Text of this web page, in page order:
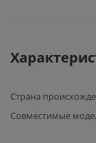
Страна
Совместимые